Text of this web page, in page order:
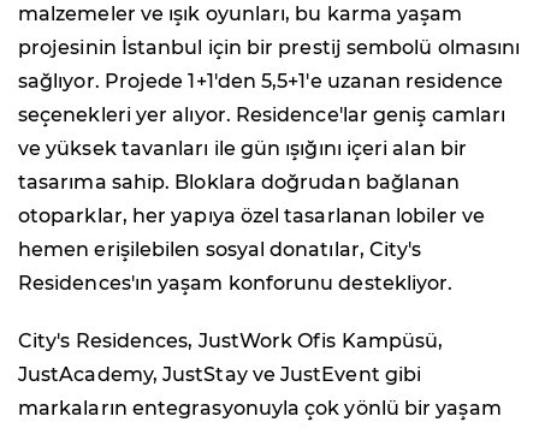
malzemeler ve ışık oyunları, bu karma yaşam
projesinin İstanbul için bir prestij sembolü olmasını
sağlıyor. Projede 1+1'den 5,5+1'e uzanan residence
seçenekleri yer alıyor. Residence'lar geniş camları
ve yüksek tavanları ile gün ışığını içeri alan bir
tasarıma sahip. Bloklara doğrudan bağlanan
otoparklar, her yapıya özel tasarlanan lobiler ve
hemen erişilebilen sosyal donatılar, City's
Residences'ın yaşam konforunu destekliyor.
City's Residences, JustWork Ofis Kampüsü,
JustAcademy, JustStay ve JustEvent gibi
markaların entegrasyonuyla çok yönlü bir yaşam